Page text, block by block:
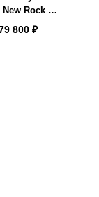
Rock W-
S5
800 ₽